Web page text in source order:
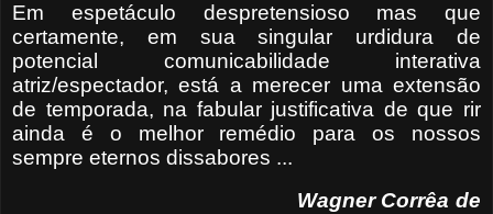
Em espetáculo despretensioso mas que
certamente, em sua singular urdidura de
potencial comunicabilidade interativa
atriz/espectador, está a merecer uma extensão
de temporada, na fabular justificativa de que rir
ainda é o melhor remédio para os nossos
sempre eternos dissabores ...
Wagner Corrêa de